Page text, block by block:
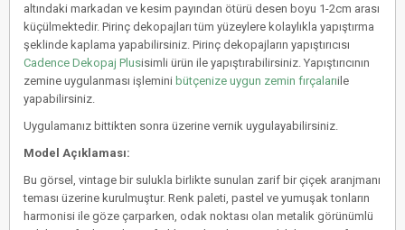
altındaki markadan ve kesim payından ötürü desen boyu 1-2cm arası
küçülmektedir. Pirinç dekopajları tüm yüzeylere kolaylıkla yapıştırma
şeklinde kaplama yapabilirsiniz. Pirinç dekopajların yapıştırıcısı
Cadence Dekopaj Plusisimli ürün ile yapıştırabilirsiniz. Yapıştırıcının
zemine uygulanması işlemini bütçenize uygun zemin fırçalarıile
yapabilirsiniz.
Uygulamanız bittikten sonra üzerine vernik uygulayabilirsiniz.
Model Açıklaması:
Bu görsel, vintage bir sulukla birlikte sunulan zarif bir çiçek aranjmanı
teması üzerine kurulmuştur. Renk paleti, pastel ve yumuşak tonların
harmonisi ile göze çarparken, odak noktası olan metalik görünümlü